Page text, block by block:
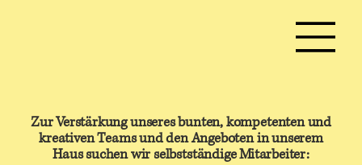
Zur Verstärkung unseres bunten, kompetenten und
kreativen Teams und den Angeboten in unserem
Haus suchen wir selbstständige Mitarbeiter: